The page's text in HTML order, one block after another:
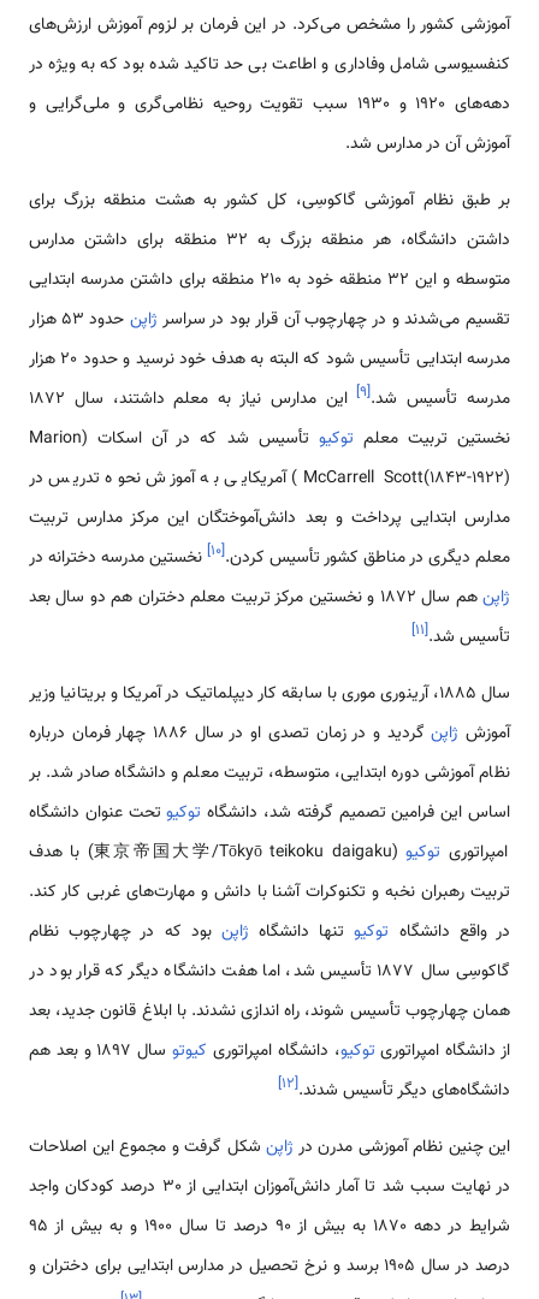
آموزشی کشور را مشخص می‌کرد. در این فرمان بر لزوم آموزش ارزش‌های
کنفسیوسی شامل وفاداری و اطاعت بی حد تاکید شده بود که به ویژه در
دهه‌های 1920 و 1930 سبب تقویت روحیه نظامی‌گری و ملی‌گرایی و
آموزش آن در مدارس شد.
بر طبق نظام آموزشی گاکوسِی، کل کشور به هشت منطقه بزرگ برای
داشتن دانشگاه، هر منطقه بزرگ به 32 منطقه برای داشتن مدارس
متوسطه و این 32 منطقه خود به 210 منطقه برای داشتن مدرسه ابتدایی
تقسیم می‌شدند و در چهارچوب آن قرار بود در سراسر ژاپن
حدود 53 هزار
مدرسه ابتدایی تأسیس شود که البته به هدف خود نرسید و حدود 20 هزار
مدرسه تأسیس شد.[۹]
این مدارس نیاز به معلم داشتند، سال 1872
نخستین تربیت معلم توکیو
تأسیس شد که در آن اسکات (Marion
McCarrell Scott(1843-1922)) آمریکایی به آموزش نحوه تدریس در
مدارس ابتدایی پرداخت و بعد دانش‌آموختگان این مرکز مدارس تربیت
معلم دیگری در مناطق کشور تأسیس کردن.[۱۰] نخستین مدرسه دخترانه در
ژاپن
هم سال 1872 و نخستین مرکز تربیت معلم دختران هم دو سال بعد
تأسیس شد.[۱۱]
سال 1885، آرینوری موری با سابقه کار دیپلماتیک در آمریکا و بریتانیا وزیر
آموزش ژاپن
گردید و در زمان تصدی او در سال 1886 چهار فرمان درباره
نظام آموزشی دوره ابتدایی، متوسطه، تربیت معلم و دانشگاه صادر شد. بر
اساس این فرامین تصمیم گرفته شد، دانشگاه توکیوتحت عنوان دانشگاه
امپراتوری توکیو
(東京帝国大学/Tōkyō teikoku daigaku) با هدف
تربیت رهبران نخبه و تکنوکرات آشنا با دانش و مهارت‌های غربی کار کند.
در واقع دانشگاه توکیوتنها دانشگاه ژاپن بود که در چهارچوب نظام
گاکوسِی سال 1877 تأسیس شد، اما هفت دانشگاه دیگر که قرار بود در
همان چهارچوب تأسیس شوند، راه اندازی نشدند. با ابلاغ قانون جدید، بعد
از دانشگاه امپراتوری توکیو، دانشگاه امپراتوری کیوتو
سال 1897 و بعد هم
دانشگاه‌های دیگر تأسیس شدند.[۱۲]
این چنین نظام آموزشی مدرن در ژاپن شکل گرفت و مجموع این اصلاحات
در نهایت سبب شد تا آمار دانش‌آموزان ابتدایی از 30 درصد کودکان واجد
شرایط در دهه 1870 به بیش از 90 درصد تا سال 1900 و به بیش از 95
درصد در سال 1905 برسد و نرخ تحصیل در مدارس ابتدایی برای دختران و